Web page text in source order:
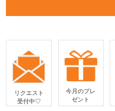
リクエスト
受付中♡
今月のプレ
ゼント